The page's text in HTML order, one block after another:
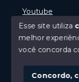
Olá!
Youtube
© Copyright 2026
SITE PARA IMOBILIARIA
Esse site utiliza
melhor
você concorda
Concordo,